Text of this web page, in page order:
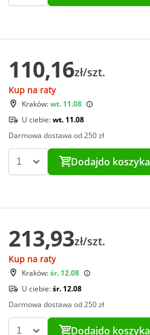
110,16zł/szt.
Kup na raty
Kraków:wt. 11.08
U ciebie:wt. 11.08
Darmowa dostawa od 250 zł
Dodajdo koszyka
213,93zł/szt.
Kup na raty
Kraków:śr. 12.08
U ciebie:śr. 12.08
Darmowa dostawa od 250 zł
Dodajdo koszyka